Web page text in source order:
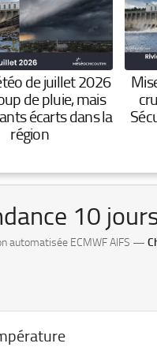
de juillet 2026
de pluie, mais
écarts dans la
région
10
automatisée ECMWF AIFS —